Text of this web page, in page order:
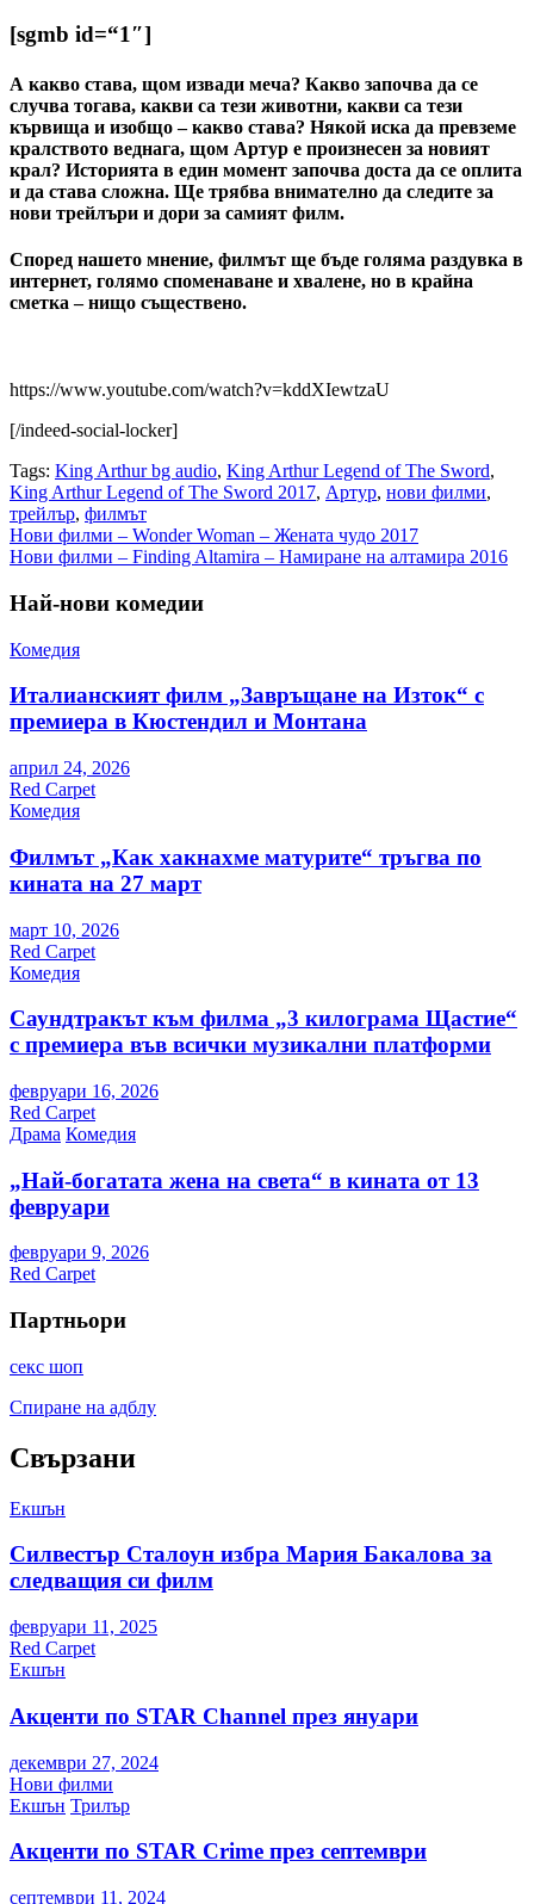
[sgmb id=“1″]
А какво става, щом извади меча? Какво започва да се
случва тогава, какви са тези животни, какви са тези
кървища и изобщо – какво става? Някой иска да превземе
кралството веднага, щом Артур е произнесен за новият
крал? Историята в един момент започва доста да се оплита
и да става сложна. Ще трябва внимателно да следите за
нови трейлъри и дори за самият филм.
Според нашето мнение, филмът ще бъде голяма раздувка в
интернет, голямо споменаване и хвалене, но в крайна
сметка – нищо съществено.
https://www.youtube.com/watch?v=kddXIewtzaU
[/indeed-social-locker]
Tags: King Arthur bg audio, King Arthur Legend of The Sword,
King Arthur Legend of The Sword 2017, Артур, нови филми,
трейлър, филмът
Навигация
Нови филми – Wonder Woman – Жената чудо 2017
Нови филми – Finding Altamira – Намиране на алтамира 2016
Най-нови комедии
Комедия
Италианският филм „Завръщане на Изток“ с
премиера в Кюстендил и Монтана
април 24, 2026
Red Carpet
Комедия
Филмът „Как хакнахме матурите“ тръгва по
кината на 27 март
март 10, 2026
Red Carpet
Комедия
Саундтракът към филма „3 килограма Щастие“
с премиера във всички музикални платформи
февруари 16, 2026
Red Carpet
Драма Комедия
„Най-богатата жена на света“ в кината от 13
февруари
февруари 9, 2026
Red Carpet
Партньори
секс шоп
Спиране на адблу
Свързани
Екшън
Силвестър Сталоун избра Мария Бакалова за
следващия си филм
февруари 11, 2025
Red Carpet
Екшън
Акценти по STAR Channel през януари
декември 27, 2024
Нови филми
Екшън Трилър
Акценти по STAR Crime през септември
септември 11, 2024